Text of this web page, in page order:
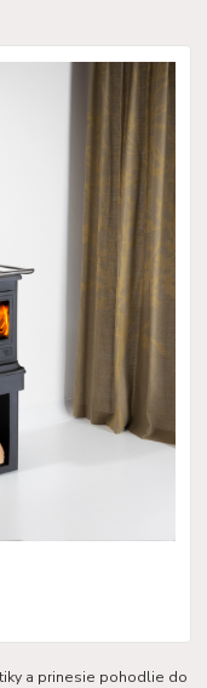
a prinesie pohodlie do